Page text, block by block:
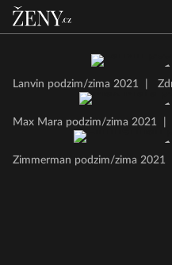
Lanvin podzim/zima 2021
Max Mara podzim/zima 2021
Zimmerman podzim/zima 2021